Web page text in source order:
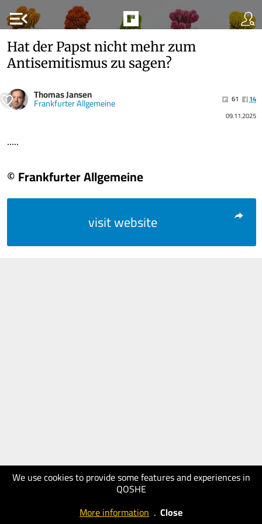
menu_open
We use cookies to provide some features and experiences in
QOSHE
More information . Close
Hat der Papst nicht mehr zum
Antisemitismus zu sagen?
Thomas Jansen
Frankfurter Allgemeine 61
14
09.11.2025
.....
© Frankfurter Allgemeine
visit website